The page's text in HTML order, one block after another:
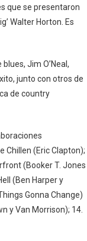
que se presentaron
Walter Horton. Es
Jim O’Neal,
junto con otros de
de country
Chillen (Eric Clapton);
(Booker T. Jones
(Ben Harper y
Gonna Change)
y Van Morrison); 14.